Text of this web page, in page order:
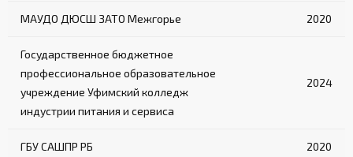
МАУДО ДЮСШ ЗАТО Межгорье 2020
Государственное бюджетное
профессиональное образовательное
учреждение Уфимский колледж
индустрии питания и сервиса
2024
ГБУ САШПР РБ 2020